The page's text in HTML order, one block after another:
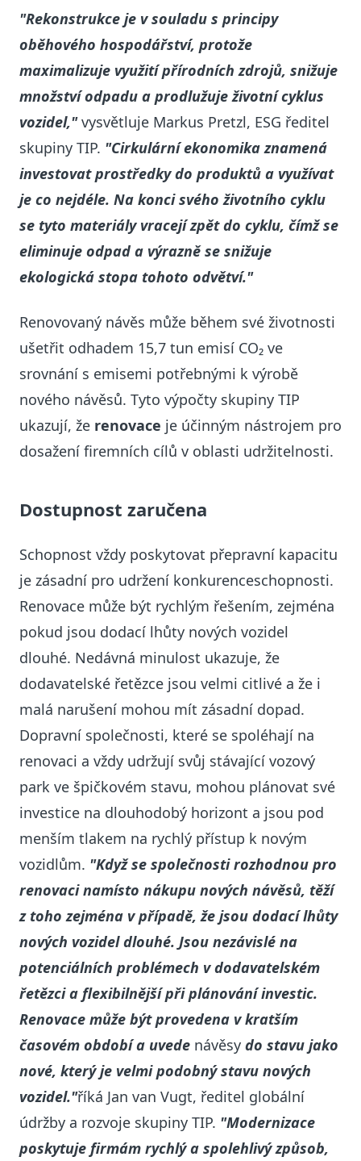
"Rekonstrukce je v souladu s principy
oběhového hospodářství, protože
maximalizuje využití přírodních zdrojů, snižuje
množství odpadu a prodlužuje životní cyklus
vozidel,"vysvětluje Markus Pretzl, ESG ředitel
skupiny TIP. "Cirkulární ekonomika znamená
investovat prostředky do produktů a využívat
je co nejdéle. Na konci svého životního cyklu
se tyto materiály vracejí zpět do cyklu, čímž se
eliminuje odpad a výrazně se snižuje
ekologická stopa tohoto odvětví."
Renovovaný návěs může během své životnosti
ušetřit odhadem 15,7 tun emisí CO₂ ve
srovnání s emisemi potřebnými k výrobě
nového návěsů. Tyto výpočty skupiny TIP
ukazují, že renovace je účinným nástrojem pro
dosažení firemních cílů v oblasti udržitelnosti.
Dostupnost zaručena
Schopnost vždy poskytovat přepravní kapacitu
je zásadní pro udržení konkurenceschopnosti.
Renovace může být rychlým řešením, zejména
pokud jsou dodací lhůty nových vozidel
dlouhé. Nedávná minulost ukazuje, že
dodavatelské řetězce jsou velmi citlivé a že i
malá narušení mohou mít zásadní dopad.
Dopravní společnosti, které se spoléhají na
renovaci a vždy udržují svůj stávající vozový
park ve špičkovém stavu, mohou plánovat své
investice na dlouhodobý horizont a jsou pod
menším tlakem na rychlý přístup k novým
vozidlům. "Když se společnosti rozhodnou pro
renovaci namísto nákupu nových návěsů, těží
z toho zejména v případě, že jsou dodací lhůty
nových vozidel dlouhé. Jsou nezávislé na
potenciálních problémech v dodavatelském
řetězci a flexibilnější při plánování investic.
Renovace může být provedena v kratším
časovém období a uvede návěsy do stavu jako
nové, který je velmi podobný stavu nových
vozidel."říká Jan van Vugt, ředitel globální
údržby a rozvoje skupiny TIP. "Modernizace
poskytuje firmám rychlý a spolehlivý způsob,